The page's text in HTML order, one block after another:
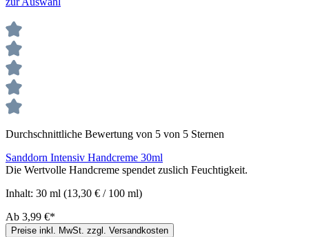
Durchschnittliche Bewertung von 5 von 5 Sternen
Sanddorn Intensiv Handcreme 30ml
Die Wertvolle Handcreme spendet zuslich Feuchtigkeit.
Inhalt: 30 ml (13,30 € / 100 ml)
Ab 3,99 €*
Preise inkl. MwSt. zzgl. Versandkosten